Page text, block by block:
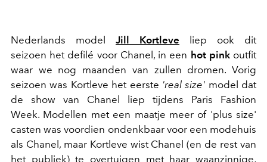
Nederlands model Jill Kortleve liep ook dit
seizoen het defilé voor Chanel, in een hot pinkoutfit
waar we nog maanden van zullen dromen. Vorig
seizoen was Kortleve het eerste 'real size' model dat
de show van Chanel liep tijdens Paris Fashion
Week. Modellen met een maatje meer of 'plus size'
casten was voordien ondenkbaar voor een modehuis
als Chanel, maar Kortleve wist Chanel (en de rest van
het publiek) te overtuigen met haar waanzinnige,